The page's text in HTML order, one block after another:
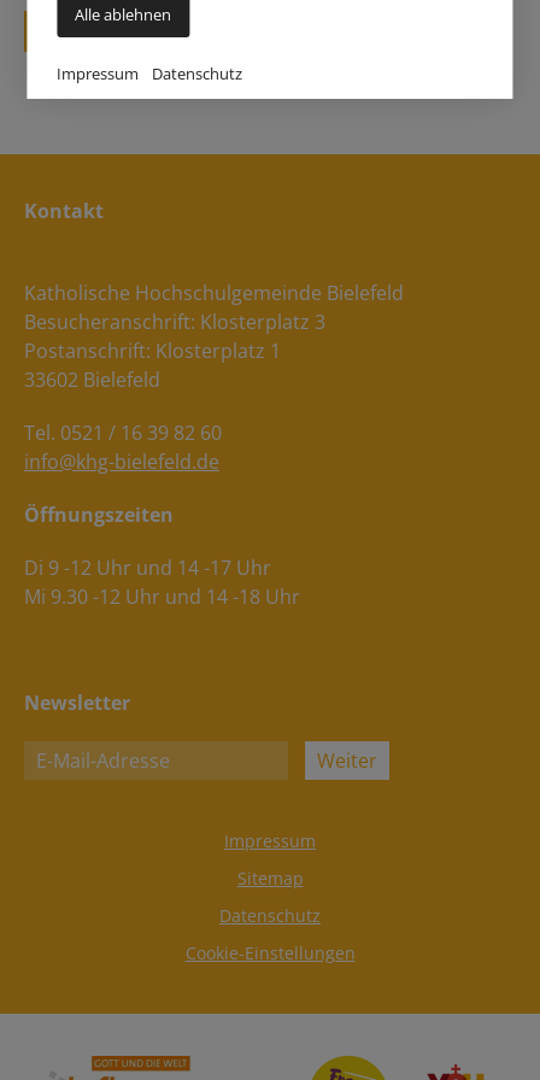
Alle ablehnen
Impressum Datenschutz
zurück
Kontakt
Katholische Hochschulgemeinde Bielefeld
Besucheranschrift: Klosterplatz 3
Postanschrift: Klosterplatz 1
33602 Bielefeld
Tel. 0521 / 16 39 82 60
info@khg-bielefeld.de
Öffnungszeiten
Di 9 -12 Uhr und 14 -17 Uhr
Mi 9.30 -12 Uhr und 14 -18 Uhr
Newsletter
Weiter
Impressum
Sitemap
Datenschutz
Cookie-Einstellungen